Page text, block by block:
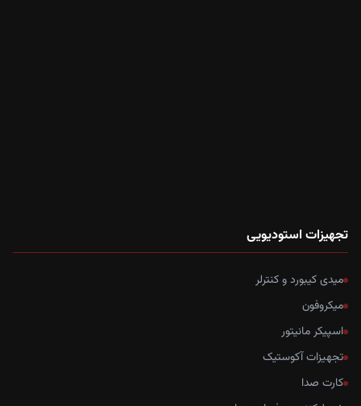
تجهیزات استودیویی
میدی کیبورد و کنترلر
میکروفون
اسپیکر مانیتور
تجهیزات آکوستیک
کارت صدا